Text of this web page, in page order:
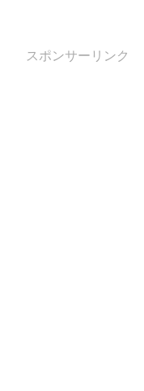
スポンサーリンク